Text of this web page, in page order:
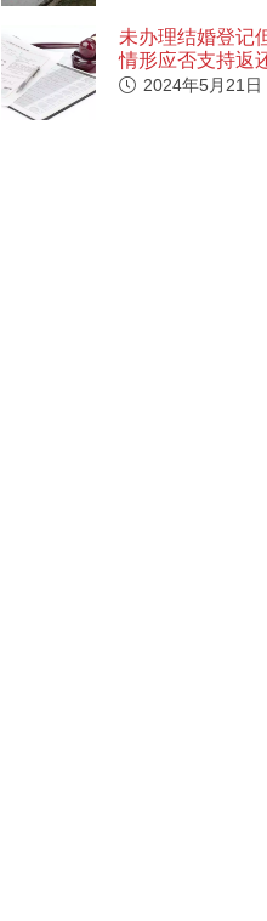
未办理结婚登记
情形应否支持返
2024年5月21日